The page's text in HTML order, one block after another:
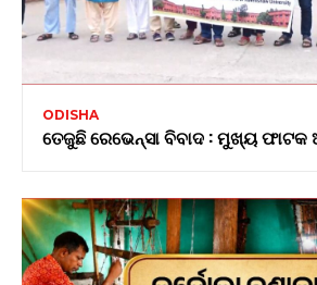
ODISHA
ତେଜୁଛି ରେଭେନ୍ସା ବିବାଦ : ମୁଖ୍ୟ